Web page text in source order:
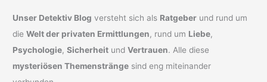
Unser Detektiv Blog versteht sich als Ratgeber und rund um
dieWelt der privaten Ermittlungen, rund um Liebe,
Psychologie,Sicherheit undVertrauen. Alle diese
mysteriösen Themenstränge sind eng miteinander